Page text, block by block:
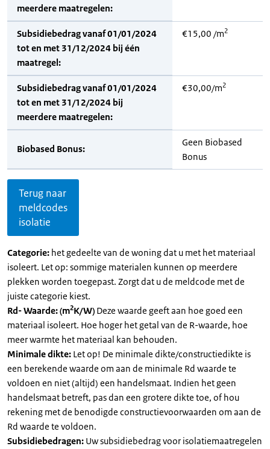
meerdere maatregelen:
Subsidiebedrag vanaf 01/01/2024
tot en met 31/12/2024 bij één
maatregel:
€15,00 /m2
Subsidiebedrag vanaf 01/01/2024
tot en met 31/12/2024 bij
meerdere maatregelen:
€30,00/m2
Biobased Bonus:
Geen Biobased
Bonus
Terug naar
meldcodes
isolatie
Categorie: het gedeelte van de woning dat u met het materiaal
isoleert. Let op: sommige materialen kunnen op meerdere
plekken worden toegepast. Zorgt dat u de meldcode met de
juiste categorie kiest.
Rd- Waarde: (m2K/W) Deze waarde geeft aan hoe goed een
materiaal isoleert. Hoe hoger het getal van de R-waarde, hoe
meer warmte het materiaal kan behouden.
Minimale dikte: Let op! De minimale dikte/constructiedikte is
een berekende waarde om aan de minimale Rd waarde te
voldoen en niet (altijd) een handelsmaat. Indien het geen
handelsmaat betreft, pas dan een grotere dikte toe, of hou
rekening met de benodigde constructievoorwaarden om aan de
Rd waarde te voldoen.
Subsidiebedragen: Uw subsidiebedrag voor isolatiemaatregelen